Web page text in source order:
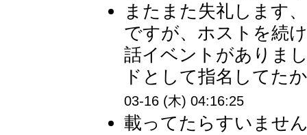
またまた失礼します
ですが、ホストを続
話イベントがありま
ドとして指名してた
03-16 (木) 04:16:25
載ってたらすいませ